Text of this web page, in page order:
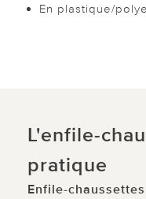
En plastique/
L'enfile-
pratique
Enfile-chaussettes